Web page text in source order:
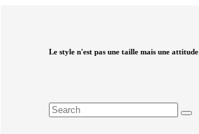
Le style n'est pas une taille mais une attitude